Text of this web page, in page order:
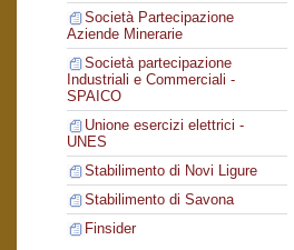
Società Partecipazione
Aziende Minerarie
Società partecipazione
Industriali e Commerciali -
SPAICO
Unione esercizi elettrici -
UNES
Stabilimento di Novi Ligure
Stabilimento di Savona
Finsider